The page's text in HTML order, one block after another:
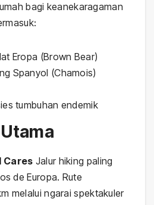
bagi keanekaragaman
Eropa (Brown Bear)
Spanyol (Chamois)
tumbuhan endemik
Cares Jalur hiking paling
de Europa. Rute
melalui ngarai spektakuler